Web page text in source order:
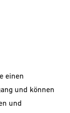
einen
und können
und